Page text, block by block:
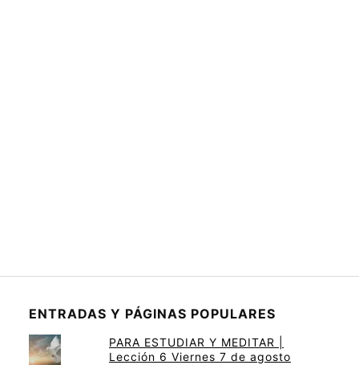
ENTRADAS Y PÁGINAS POPULARES
PARA ESTUDIAR Y MEDITAR |
Lección 6 Viernes 7 de agosto